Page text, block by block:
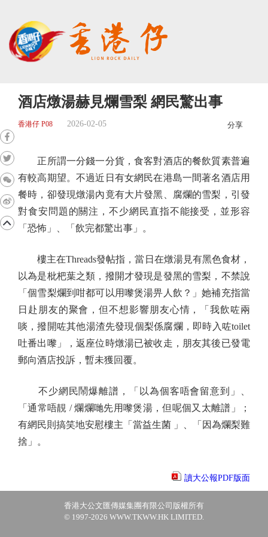
酒店燉湯赫見爛雪梨 網民驚出事
香港仔 P08 2026-02-05 分享
正所謂一分錢一分貨，食客對酒店的餐飲質素普遍
有較高期望。不過近日有女網民在港島一間著名酒店用
餐時，卻發現燉湯內竟有大片發黑、腐爛的雪梨，引發
對食安問題的關注，不少網民直指不能接受，並形容
「恐怖」、「飲完都驚出事」。
樓主在Threads發帖指，當日在燉湯見有黑色食材，
以為是枇杷葉之類，撥開才發現是發黑的雪梨，不禁說
「個雪梨爛到咁都可以用嚟煲湯畀人飲？」她補充指當
日赴朋友的聚會，但不想影響朋友心情，「我飲咗兩
啖，撥開咗其他湯渣先發現個梨係腐爛，即時入咗toilet
吐番出嚟」，返座位時燉湯已被收走，朋友其後已發電
郵向酒店投訴，暫未獲回覆。
不少網民鬧爆離譜，「以為個客唔會留意到」、
「通常唔靚 / 爛爛哋先用嚟煲湯，但呢個又太離譜」；
有網民則搞笑地安慰樓主「當益生菌 」、「因為爛梨難
捨」。
讀大公報PDF版面
香港大公文匯傳媒集團有限公司版權所有
© 1997-2026 WWW.TKWW.HK LIMITED.